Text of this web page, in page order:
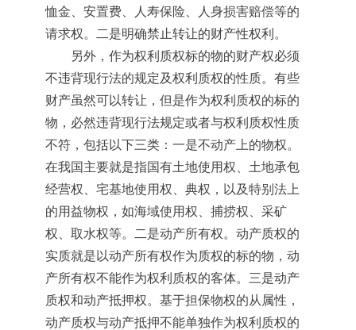
恤金、安置费、人寿保险、人身损害赔偿等的
请求权。二是明确禁止转让的财产性权利。
另外，作为权利质权标的物的财产权必须
不违背现行法的规定及权利质权的性质。有些
财产虽然可以转让，但是作为权利质权的标的
物，必然违背现行法规定或者与权利质权性质
不符，包括以下三类：一是不动产上的物权。
在我国主要就是指国有土地使用权、土地承包
经营权、宅基地使用权、典权，以及特别法上
的用益物权，如海域使用权、捕捞权、采矿
权、取水权等。二是动产所有权。动产质权的
实质就是以动产所有权作为质权的标的物，动
产所有权不能作为权利质权的客体。三是动产
质权和动产抵押权。基于担保物权的从属性，
动产质权与动产抵押不能单独作为权利质权的